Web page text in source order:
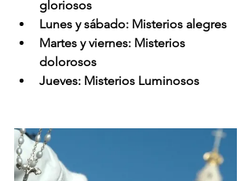
gloriosos
Lunes y sábado: Misterios alegres
Martes y viernes: Misterios
dolorosos
Jueves: Misterios Luminosos